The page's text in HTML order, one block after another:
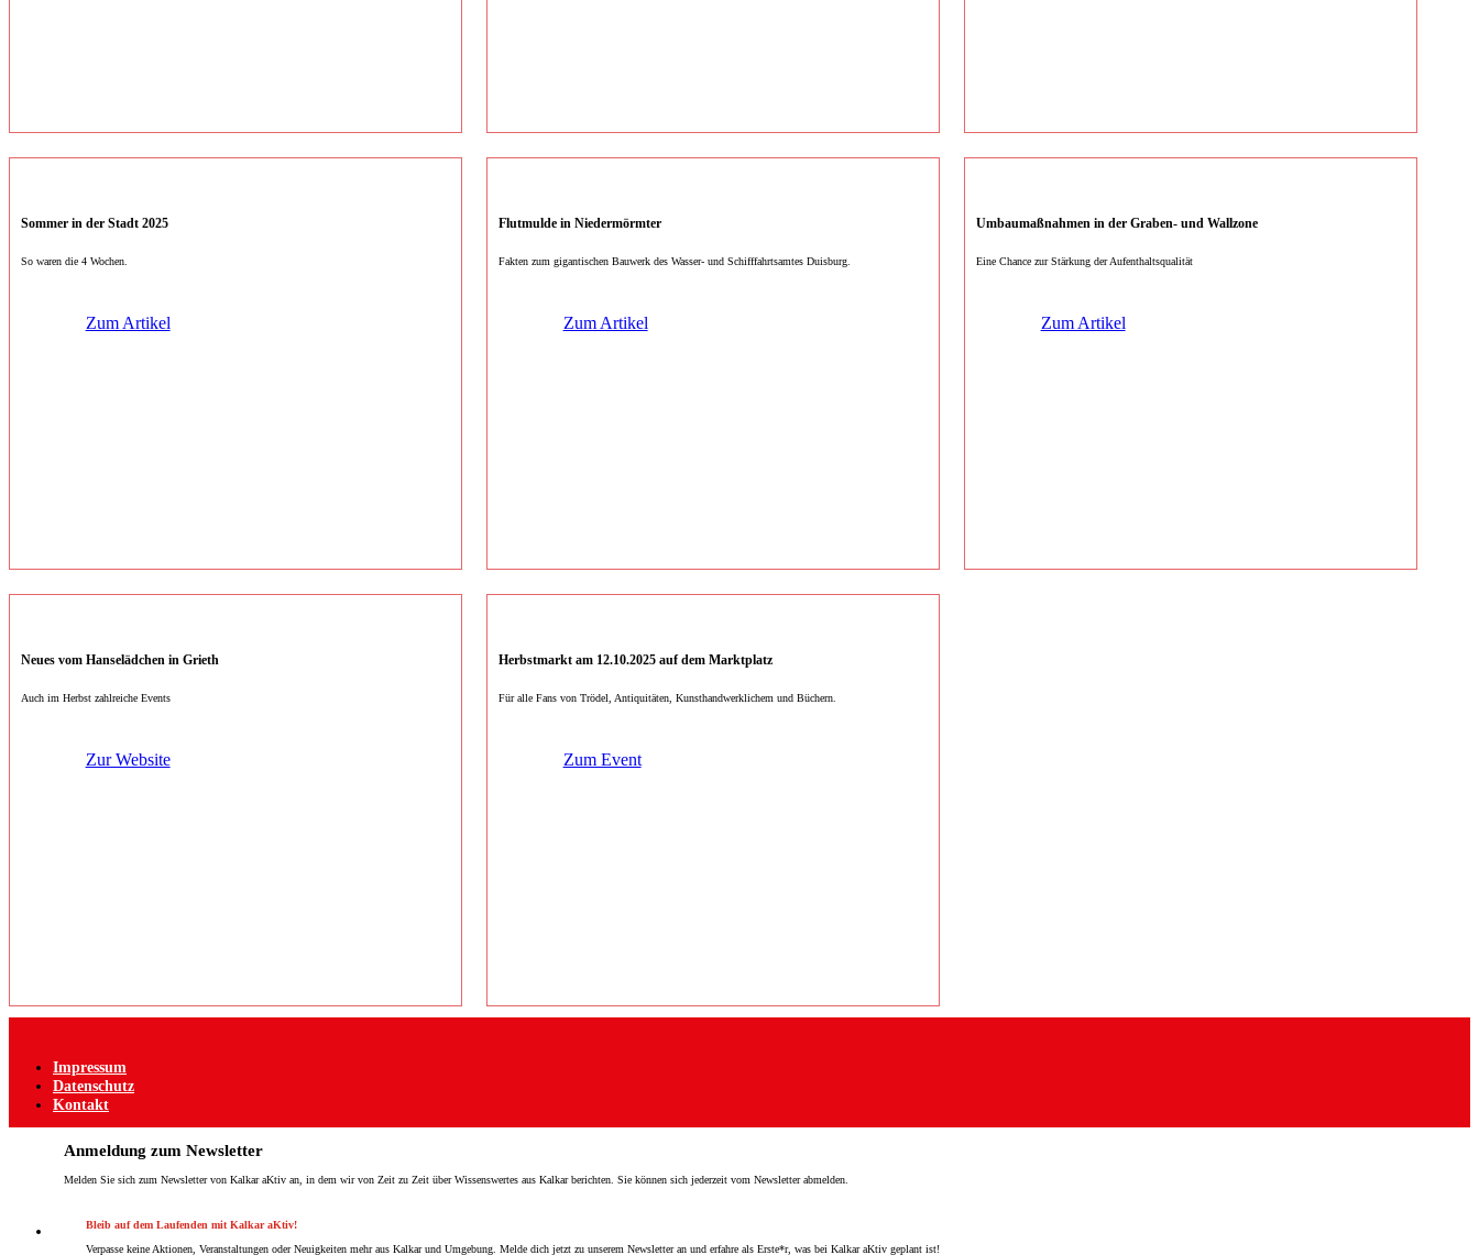
Sommer in der Stadt 2025
So waren die 4 Wochen.
Zum Artikel
Flutmulde in Niedermörmter
Fakten zum gigantischen Bauwerk des Wasser- und Schifffahrtsamtes Duisburg.
Zum Artikel
Umbaumaßnahmen in der Graben- und Wallzone
Eine Chance zur Stärkung der Aufenthaltsqualität
Zum Artikel
Neues vom Hanselädchen in Grieth
Auch im Herbst zahlreiche Events
Zur Website
Herbstmarkt am 12.10.2025 auf dem Marktplatz
Für alle Fans von Trödel, Antiquitäten, Kunsthandwerklichem und Büchern.
Zum Event
Impressum
Datenschutz
Kontakt
Anmeldung zum Newsletter
Melden Sie sich zum Newsletter von Kalkar aKtiv an, in dem wir von Zeit zu Zeit über Wissenswertes aus Kalkar berichten. Sie können sich jederzeit vom Newsletter abmelden.
Bleib auf dem Laufenden mit Kalkar aKtiv!
Verpasse keine Aktionen, Veranstaltungen oder Neuigkeiten mehr aus Kalkar und Umgebung. Melde dich jetzt zu unserem Newsletter an und erfahre als Erste*r, was bei Kalkar aKtiv geplant ist!